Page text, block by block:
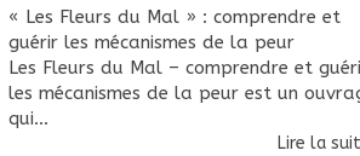
« Les Fleurs du Mal » : comprendre et
guérir les mécanismes de la peur
Les Fleurs du Mal – comprendre et
les mécanismes de la peur est un
qui...
Lire la